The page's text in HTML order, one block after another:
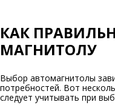
КАК
МАГНИТОЛУ
Выбор автомагнитолы
потребностей. Вот
следует учитывать при